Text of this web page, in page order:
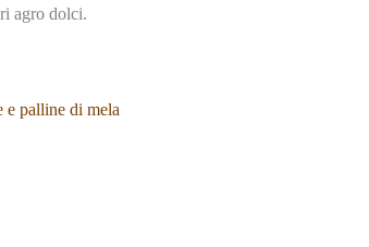
agro dolci.
e palline di mela